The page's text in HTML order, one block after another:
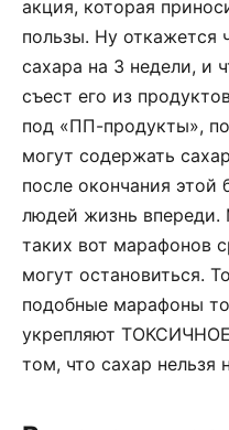
акция, которая
пользы. Ну откажется
сахара на 3 недели, и
съест его из
под «ПП-продукты»,
могут содержать
после окончания
людей жизнь впереди.
таких вот марафонов
могут остановиться.
подобные марафоны
укрепляют
том, что сахар нельзя